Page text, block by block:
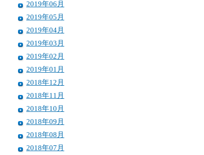
2019年06月
2019年05月
2019年04月
2019年03月
2019年02月
2019年01月
2018年12月
2018年11月
2018年10月
2018年09月
2018年08月
2018年07月